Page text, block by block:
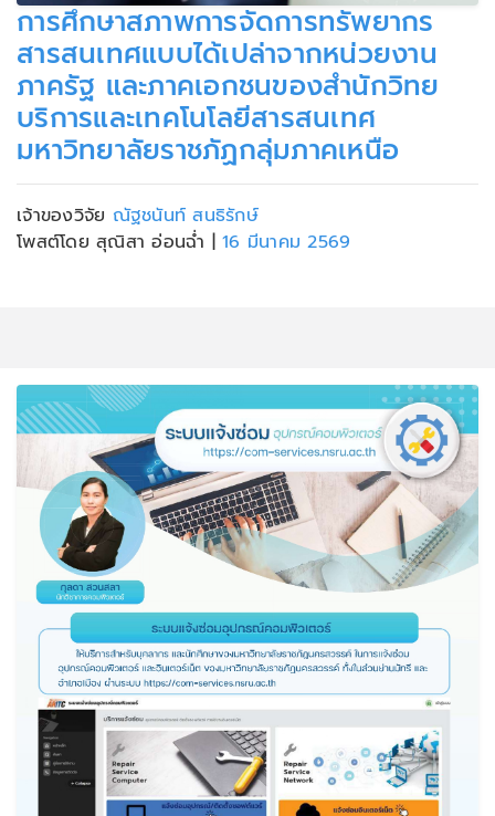
การศึกษาสภาพการจัดการทรัพยากร
สารสนเทศแบบได้เปล่าจากหน่วยงาน
ภาครัฐ และภาคเอกชนของสำนักวิทย
บริการและเทคโนโลยีสารสนเทศ
มหาวิทยาลัยราชภัฏกลุ่มภาคเหนือ
เจ้าของวิจัย ณัฐชนันท์ สนธิรักษ์
โพสต์โดย สุณิสา อ่อนฉ่ำ | 16 มีนาคม 2569